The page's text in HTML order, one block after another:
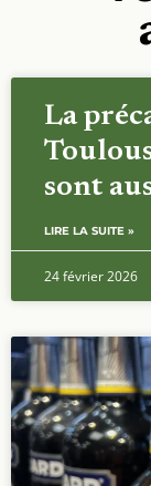
La
sont
LIRE LA SUITE »
24 février 2026